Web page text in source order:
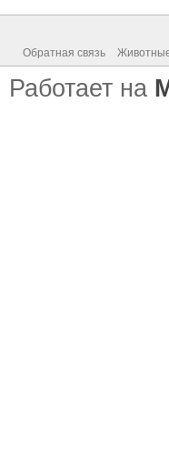
Обратная связь
Работает на